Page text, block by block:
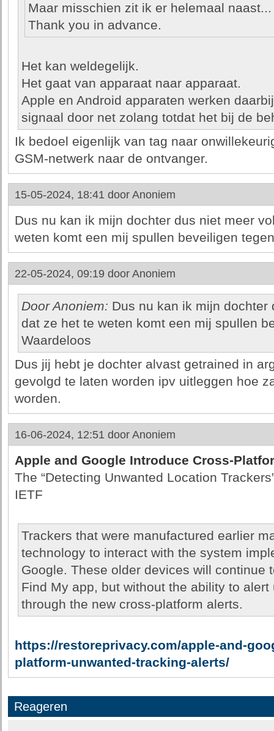
Maar misschien zit ik er helemaal
Thank you in advance.
Het kan weldegelijk.
Het gaat van apparaat naar apparaat.
Apple en Android apparaten werken
signaal door net zolang totdat het bij de
Ik bedoel eigenlijk van tag naar
GSM-netwerk naar de ontvanger.
15-05-2024, 18:41 door Anoniem
Dus nu kan ik mijn dochter dus niet meer
weten komt een mij spullen beveiligen
22-05-2024, 09:19 door Anoniem
Door Anoniem: Dus nu kan ik mijn
dat ze het te weten komt een mij spullen
Waardeloos
Dus jij hebt je dochter alvast getrained in
gevolgd te laten worden ipv uitleggen hoe
worden.
16-06-2024, 12:51 door Anoniem
Apple and Google Introduce Cross-
The “Detecting Unwanted Location
IETF
Trackers that were manufactured earlier
technology to interact with the system
Google. These older devices will continue
Find My app, but without the ability to
through the new cross-platform alerts.
https://restoreprivacy.com/apple-and-
platform-unwanted-tracking-alerts/
Reageren